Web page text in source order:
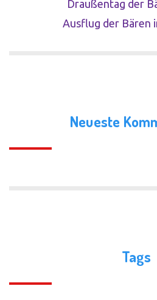
Draußentag der
Ausflug der Bären
Neueste
Tags